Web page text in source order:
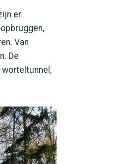
er
Van
De
worteltunnel,